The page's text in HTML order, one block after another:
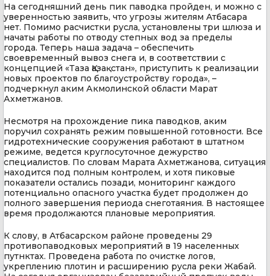
На сегодняшний день пик паводка пройден, и можно с
уверенностью заявить, что угрозы жителям Атбасара
нет. Помимо расчистки русла, установлены три шлюза и
начаты работы по отводу степных вод за пределы
города. Теперь наша задача – обеспечить
своевременный вывоз снега и, в соответствии с
концепцией «Таза Қазақстан», приступить к реализации
новых проектов по благоустройству города», –
подчеркнул аким Акмолинской области Марат
Ахметжанов.
Несмотря на прохождение пика паводков, аким
поручил сохранять режим повышенной готовности. Все
гидротехнические сооружения работают в штатном
режиме, ведется круглосуточное дежурство
специалистов. По словам Марата Ахметжанова, ситуация
находится под полным контролем, и хотя пиковые
показатели остались позади, мониторинг каждого
потенциально опасного участка будет продолжен до
полного завершения периода снеготаяния. В настоящее
время продолжаются плановые мероприятия.
К слову, в Атбасарском районе проведены 29
противопаводковых мероприятий в 19 населенных
путнктах. Проведена работа по очистке логов,
укреплению плотин и расширению русла реки Жабай.